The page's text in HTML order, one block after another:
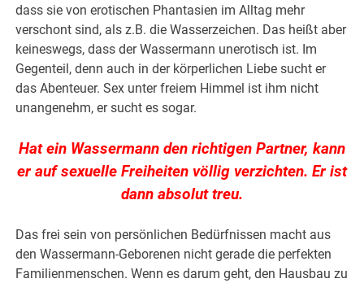
dass sie von erotischen Phantasien im Alltag mehr
verschont sind, als z.B. die Wasserzeichen. Das heißt aber
keineswegs, dass der Wassermann unerotisch ist. Im
Gegenteil, denn auch in der körperlichen Liebe sucht er
das Abenteuer. Sex unter freiem Himmel ist ihm nicht
unangenehm, er sucht es sogar.
Hat ein Wassermann den richtigen Partner, kann
er auf sexuelle Freiheiten völlig verzichten. Er ist
dann absolut treu.
Das frei sein von persönlichen Bedürfnissen macht aus
den Wassermann-Geborenen nicht gerade die perfekten
Familienmenschen. Wenn es darum geht, den Hausbau zu